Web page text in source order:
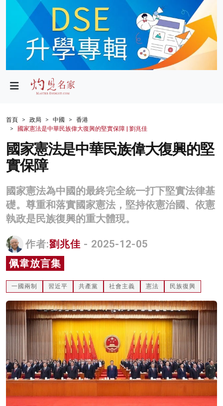
政局
財經
生活
健康
商業
科技
影片
名家榜
灼見活動
首頁 政局 中國
香港
國家憲法是中華民族偉大復興的堅實保障 | 劉兆佳
國家憲法是中華民族偉大復興的堅
實保障
國家憲法為中國的最終完全統一打下堅實法律基
礎。尊重和落實國家憲法，堅持依憲治國、依憲
執政是民族復興的重大體現。
作者:劉兆佳 - 2025-12-05
佩韋放言集
一國兩制 習近平 共產黨 社會主義 憲法 民族復興